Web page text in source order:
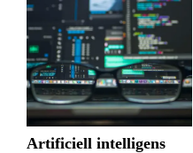
Artificiell intelligens